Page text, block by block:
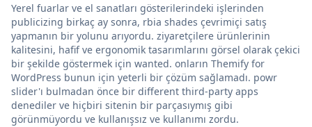
Yerel fuarlar ve el sanatları gösterilerindeki işlerinden
publicizing birkaç ay sonra, rbia shades çevrimiçi satış
yapmanın bir yolunu arıyordu. ziyaretçilere ürünlerinin
kalitesini, hafif ve ergonomik tasarımlarını görsel olarak çekici
bir şekilde göstermek için wanted. onların Themify for
WordPress bunun için yeterli bir çözüm sağlamadı. powr
slider'ı bulmadan önce bir different third-party apps
denediler ve hiçbiri sitenin bir parçasıymış gibi
görünmüyordu ve kullanışsız ve kullanımı zordu.